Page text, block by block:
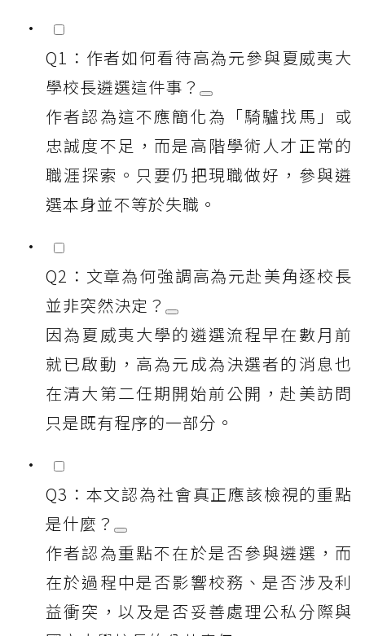
Q1：作者如何看待高為元參與夏威夷大
學校長遴選這件事？
作者認為這不應簡化為「騎驢找馬」或
忠誠度不足，而是高階學術人才正常的
職涯探索。只要仍把現職做好，參與遴
選本身並不等於失職。
Q2：文章為何強調高為元赴美角逐校長
並非突然決定？
因為夏威夷大學的遴選流程早在數月前
就已啟動，高為元成為決選者的消息也
在清大第二任期開始前公開，赴美訪問
只是既有程序的一部分。
Q3：本文認為社會真正應該檢視的重點
是什麼？
作者認為重點不在於是否參與遴選，而
在於過程中是否影響校務、是否涉及利
益衝突，以及是否妥善處理公私分際與